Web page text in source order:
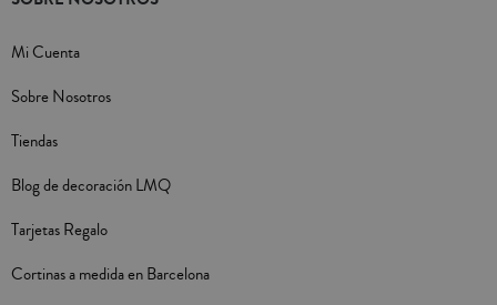
Mi Cuenta
Sobre Nosotros
Tiendas
Blog de decoración LMQ
Tarjetas Regalo
Cortinas a medida en Barcelona